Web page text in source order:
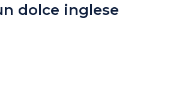
dolce inglese